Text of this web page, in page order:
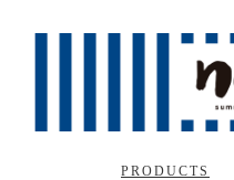
PRODUCTS